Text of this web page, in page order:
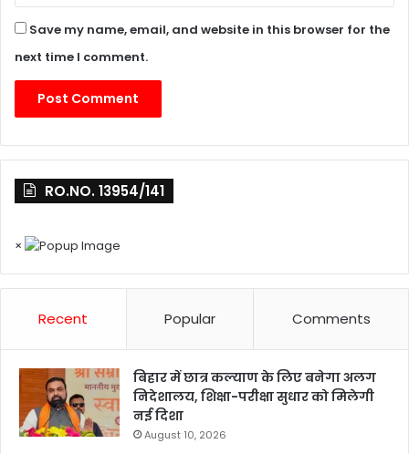
Save my name, email, and website in this browser for the
next time I comment.
RO.NO. 13954/141
×
Recent Popular Comments
बिहार में छात्र कल्याण के लिए बनेगा अलग
निदेशालय, शिक्षा-परीक्षा सुधार को मिलेगी
नई दिशा
August 10, 2026